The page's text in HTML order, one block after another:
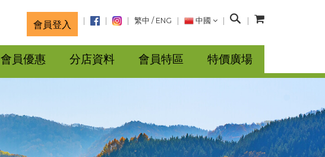
會員登入 繁中 / ENG 中國
搜
會員優惠 分店資料 會員特區 特價廣場